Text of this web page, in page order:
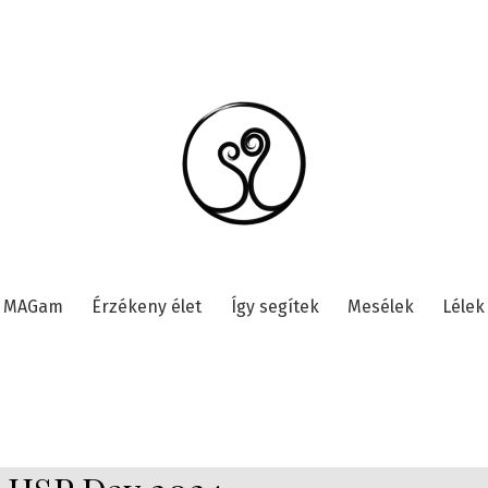
MAGam Érzékeny élet Így segítek Mesélek Lélek